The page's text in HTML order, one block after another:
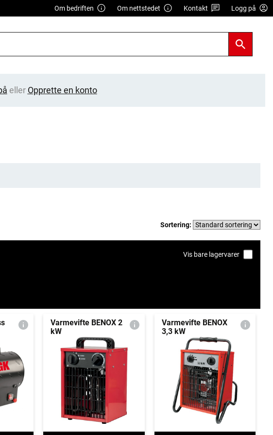
Om bedriften Om nettstedet Kontakt Logg på
eller Opprette en konto
Sortering:
Vis bare lagervarer
Varmevifte BENOX 2
kW
Varmevifte BENOX
3,3 kW